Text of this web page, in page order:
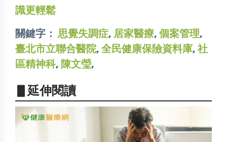
識更輕鬆
關鍵字： 思覺失調症, 居家醫療, 個案管理,
臺北市立聯合醫院, 全民健康保險資料庫, 社
區精神科, 陳文瑩,
▋延伸閱讀